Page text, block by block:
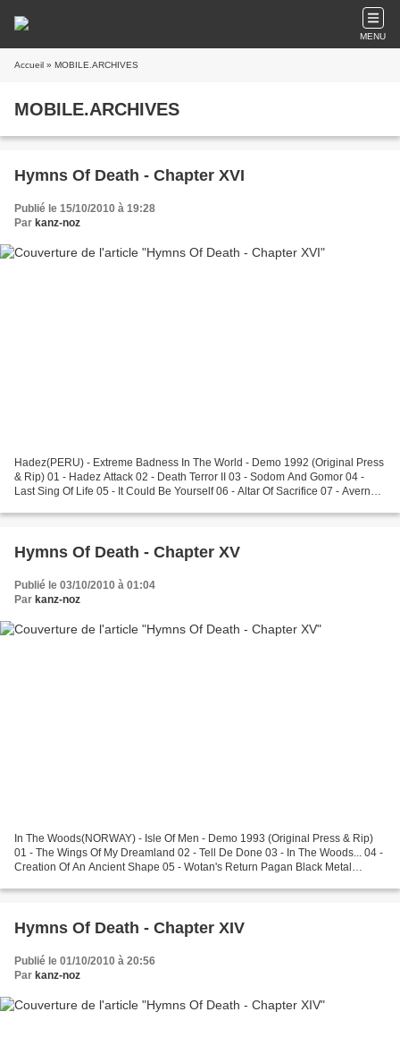
MENU
Accueil » MOBILE.ARCHIVES
MOBILE.ARCHIVES
Hymns Of Death - Chapter XVI
Publié le 15/10/2010 à 19:28
Par kanz-noz
Hadez(PERU) - Extreme Badness In The World - Demo 1992 (Original Press
& Rip) 01 - Hadez Attack 02 - Death Terror II 03 - Sodom And Gomor 04 -
Last Sing Of Life 05 - It Could Be Yourself 06 - Altar Of Sacrifice 07 - Averns
Hymns Of Death - Chapter XV
Publié le 03/10/2010 à 01:04
Par kanz-noz
In The Woods(NORWAY) - Isle Of Men - Demo 1993 (Original Press & Rip)
01 - The Wings Of My Dreamland 02 - Tell De Done 03 - In The Woods... 04 -
Creation Of An Ancient Shape 05 - Wotan's Return Pagan Black Metal
Hymns Of Death - Chapter XIV
Publié le 01/10/2010 à 20:56
Par kanz-noz